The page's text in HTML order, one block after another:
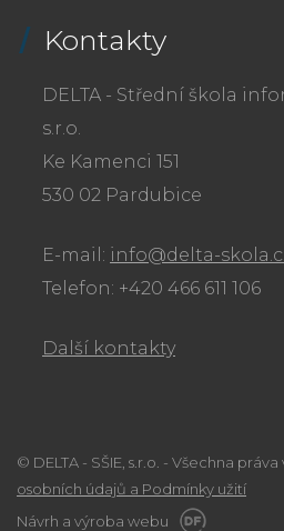
Kontakty
DELTA - Střední škola
s.r.o.
Ke Kamenci 151
530 02 Pardubice
E-mail: info@delta-
Telefon: +420 466 611 106
Další kontakty
© DELTA - SŠIE, s.r.o. - Všechna práva
osobních údajů a Podmínky užití
Návrh a výroba webu